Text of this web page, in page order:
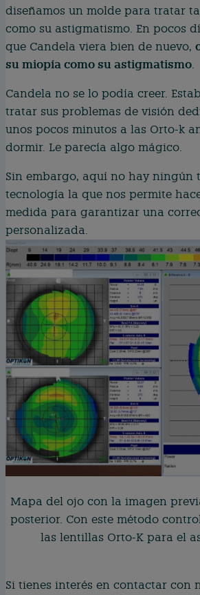
diseñamos un molde para tratar
como su astigmatismo. En pocos
que Candela viera bien de nuevo,
su miopía como su astigmatismo
Candela no se lo podía creer.
tratar sus problemas de visión
unos pocos minutos a las Orto-k
dormir. Le parecía algo mágico.
Sin embargo, aquí no hay ningún
tecnología la que nos permite
medida para garantizar una
personalizada.
Mapa del ojo con la imagen
posterior. Con este método
las lentillas Orto-K para el
Si tienes interés en contactar con